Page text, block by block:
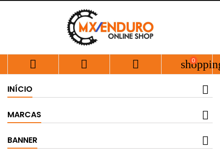
   0
INÍCIO
MARCAS
BANNER